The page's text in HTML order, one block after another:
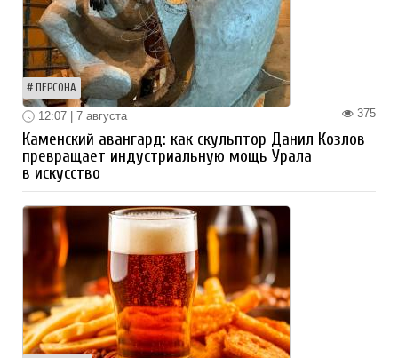
ПЕРСОНА
375
12:07 | 7 августа
Каменский авангард: как скульптор Данил Козлов
превращает индустриальную мощь Урала
в искусство